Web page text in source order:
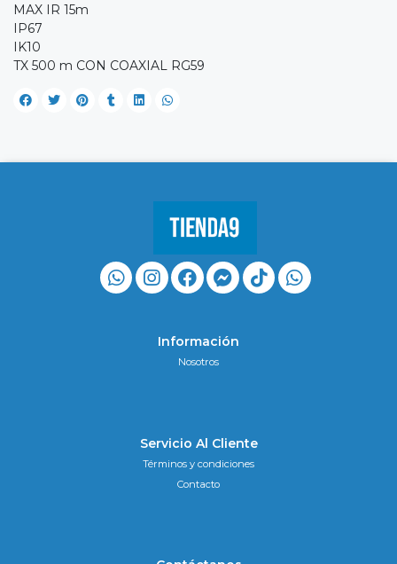
MAX IR 15m
IP67
IK10
TX 500 m CON COAXIAL RG59
Información
Nosotros
Servicio Al Cliente
Términos y condiciones
Contacto